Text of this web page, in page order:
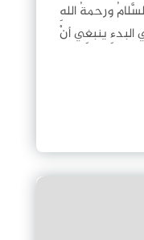
ورحمةُ اللهِ
البدءِ ينبغِي أنْ